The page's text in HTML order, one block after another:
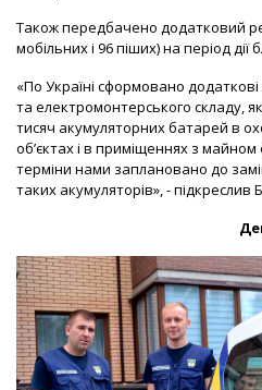
Також передбачено додатковий
мобільних і 96 піших) на період дії
«По Україні сформовано додаткові
та електромонтерського складу,
тисяч акумуляторних батарей в
об’єктах і в приміщеннях з
терміни нами заплановано до
таких акумуляторів», - підкреслив